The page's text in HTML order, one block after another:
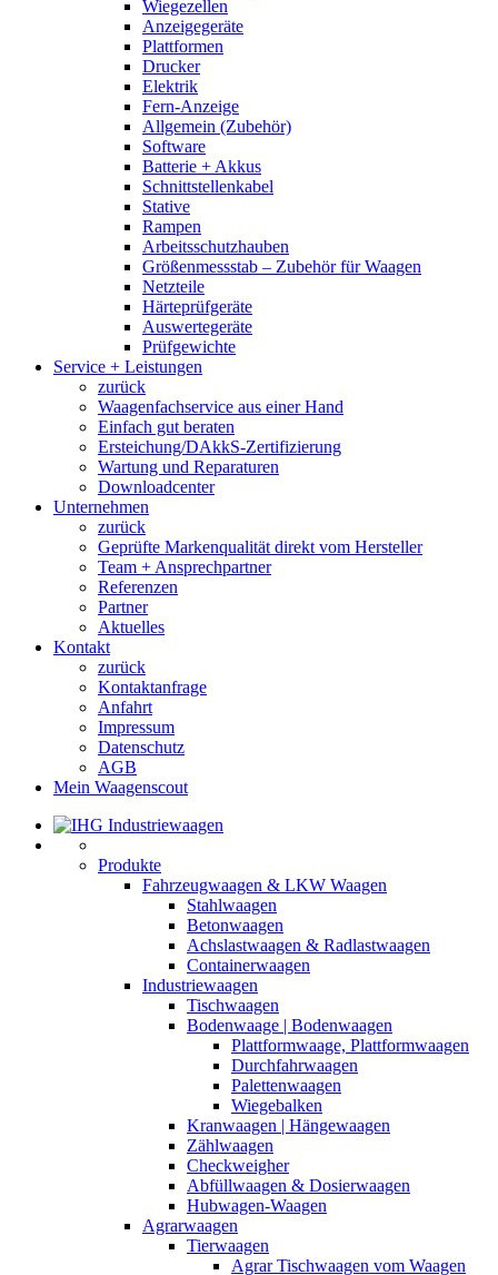
Wiegezellen
Anzeigegeräte
Plattformen
Drucker
Elektrik
Fern-Anzeige
Allgemein (Zubehör)
Software
Batterie + Akkus
Schnittstellenkabel
Stative
Rampen
Arbeitsschutzhauben
Größenmessstab – Zubehör für Waagen
Netzteile
Härteprüfgeräte
Auswertegeräte
Prüfgewichte
Service + Leistungen
zurück
Waagenfachservice aus einer Hand
Einfach gut beraten
Ersteichung/DAkkS-Zertifizierung
Wartung und Reparaturen
Downloadcenter
Unternehmen
zurück
Geprüfte Markenqualität direkt vom Hersteller
Team + Ansprechpartner
Referenzen
Partner
Aktuelles
Kontakt
zurück
Kontaktanfrage
Anfahrt
Impressum
Datenschutz
AGB
Mein Waagenscout
Produkte
Fahrzeugwaagen & LKW Waagen
Stahlwaagen
Betonwaagen
Achslastwaagen & Radlastwaagen
Containerwaagen
Industriewaagen
Tischwaagen
Bodenwaage | Bodenwaagen
Plattformwaage, Plattformwaagen
Durchfahrwaagen
Palettenwaagen
Wiegebalken
Kranwaagen | Hängewaagen
Zählwaagen
Checkweigher
Abfüllwaagen & Dosierwaagen
Hubwagen-Waagen
Agrarwaagen
Tierwaagen
Agrar Tischwaagen vom Waagen